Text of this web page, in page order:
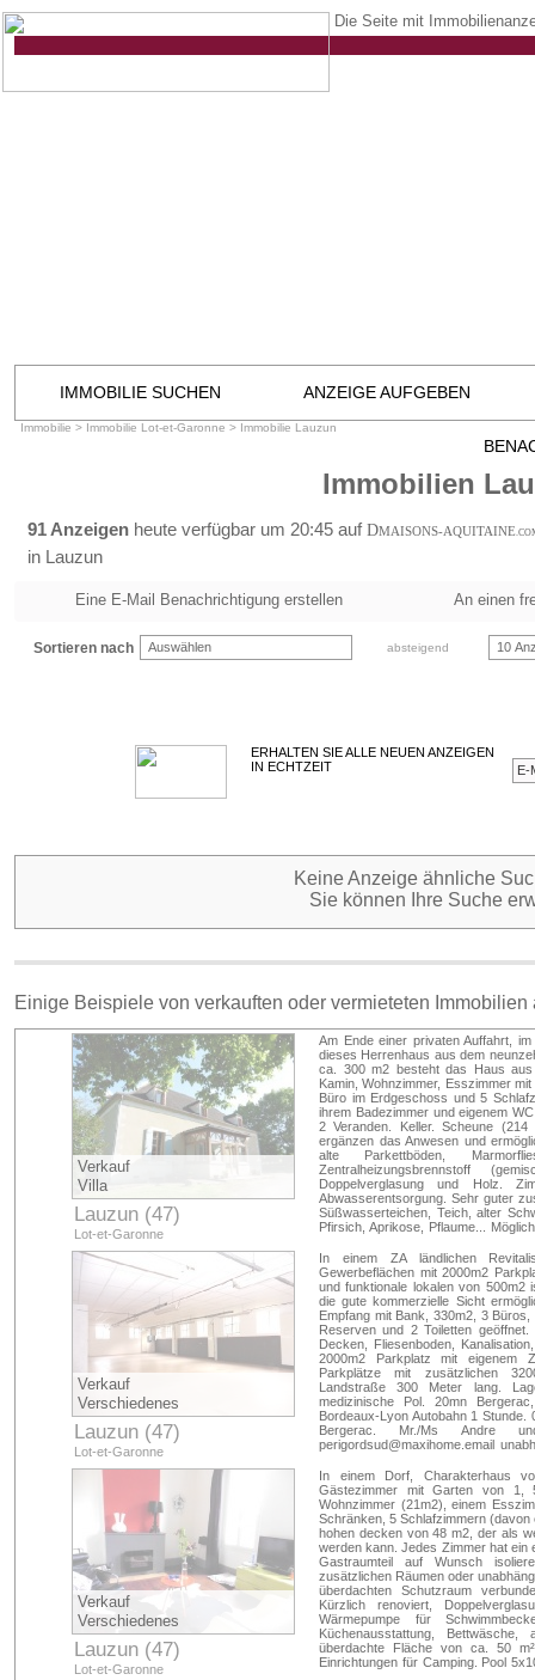
Die Seite mit
IMMOBILIE SUCHEN ANZEIGE AUFGEBEN
Immobilie > Immobilie Lot-et-Garonne > Immobilie Lauzun
Immobilien
91 Anzeigen heute verfügbar um 20:45 auf DMAISONS-AQUITAINE
in Lauzun
Eine E-Mail Benachrichtigung erstellen An einen
Sortieren nach Auswählen absteigend 10
ERHALTEN SIE ALLE NEUEN ANZEIGEN
IN ECHTZEIT
Keine Anzeige ähnliche
Sie können Ihre Suche
Einige Beispiele von verkauften oder vermieteten
Verkauf
Villa
Lauzun (47)
Lot-et-Garonne
Am Ende einer privaten Auffahrt,
dieses Herrenhaus aus dem
ca. 300 m2 besteht das Haus aus
Kamin, Wohnzimmer, Esszimmer
Büro im Erdgeschoss und 5
ihrem Badezimmer und eigenem
2 Veranden. Keller. Scheune
ergänzen das Anwesen und
alte Parkettböden,
Zentralheizungsbrennstoff
Doppelverglasung und Holz.
Abwasserentsorgung. Sehr guter
Süßwasserteichen, Teich, alter
Pfirsich, Aprikose, Pflaume...
sur Lot, Krankenhaus, in 5
Schulbus, Ärztezentrum und
355 355 05 Durchwahl
Handelsvertreter des
81511613200011 PRIUM -
99353MX1408
Verkauf
Verschiedenes
Lauzun (47)
Lot-et-Garonne
In einem ZA ländlichen
Gewerbeflächen mit 2000m2
und funktionale lokalen von
die gute kommerzielle Sicht
Empfang mit Bank, 330m2, 3
Reserven und 2 Toiletten
Decken, Fliesenboden,
2000m2 Parkplatz mit eigenem
Parkplätze mit zusätzlichen
Landstraße 300 Meter lang.
medizinische Pol. 20mn
Bordeaux-Lyon Autobahn 1
Bergerac. Mr./Ms Andre
perigordsud@maxihome.email
71552MX1408
Verkauf
Verschiedenes
Lauzun (47)
Lot-et-Garonne
In einem Dorf, Charakterhaus
Gästezimmer mit Garten von 1,
Wohnzimmer (21m2), einem
Schränken, 5 Schlafzimmern
hohen decken von 48 m2, der als
werden kann. Jedes Zimmer hat ein
Gastraumteil auf Wunsch
zusätzlichen Räumen oder
überdachten Schutzraum
Kürzlich renoviert,
Wärmepumpe für
Küchenausstattung,
überdachte Fläche von ca. 50
Einrichtungen für Camping. Pool